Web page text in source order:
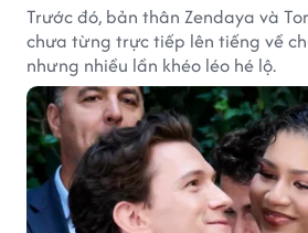
Trước đó, bản thân Zendaya và
chưa từng trực tiếp lên tiếng về
nhưng nhiều lần khéo léo hé lộ.